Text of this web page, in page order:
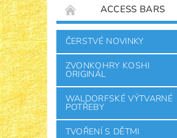
ACCESS BARS
ČLÁNKY
ČERSTVÉ NOVINKY
ZVONKOHRY KOSHI
ORIGINÁL
WALDORFSKÉ VÝTVARNÉ
POTŘEBY
TVOŘENÍ S DĚTMI